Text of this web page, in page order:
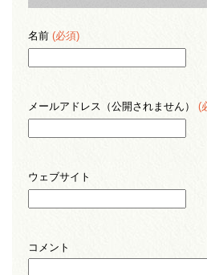
名前 (必須)
メールアドレス（公開されません） (
ウェブサイト
コメント